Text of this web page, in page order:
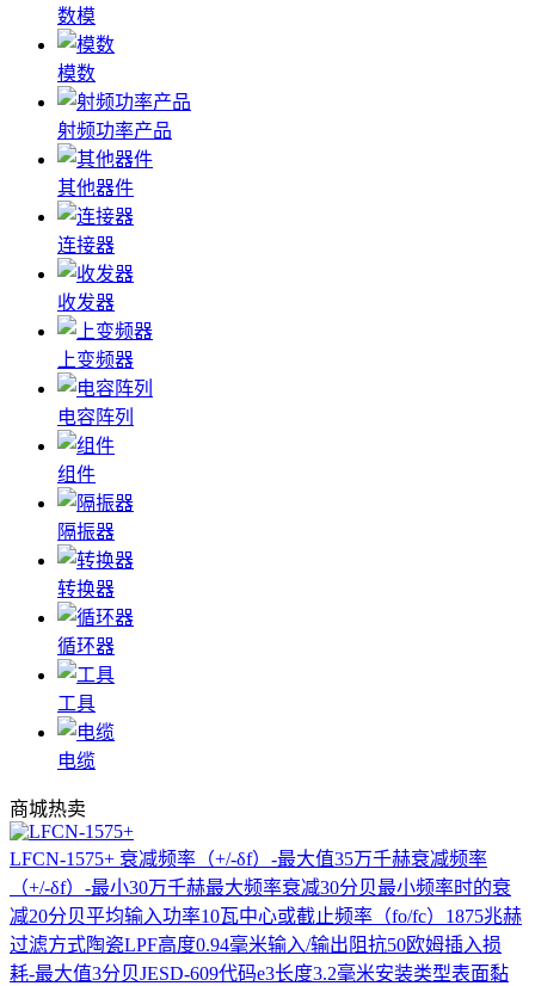
数模
模数
射频功率产品
其他器件
连接器
收发器
上变频器
电容阵列
组件
隔振器
转换器
循环器
工具
电缆
商城热卖
LFCN-1575+ 衰减频率（+/-δf）-最大值35万千赫衰减频率
（+/-δf）-最小30万千赫最大频率衰减30分贝最小频率时的衰
减20分贝平均输入功率10瓦中心或截止频率（fo/fc）1875兆赫
过滤方式陶瓷LPF高度0.94毫米输入/输出阻抗50欧姆插入损
耗-最大值3分贝JESD-609代码e3长度3.2毫米安装类型表面黏